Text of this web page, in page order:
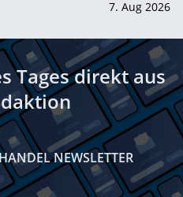
7. Aug 2026
Tages direkt aus
NEWSLETTER